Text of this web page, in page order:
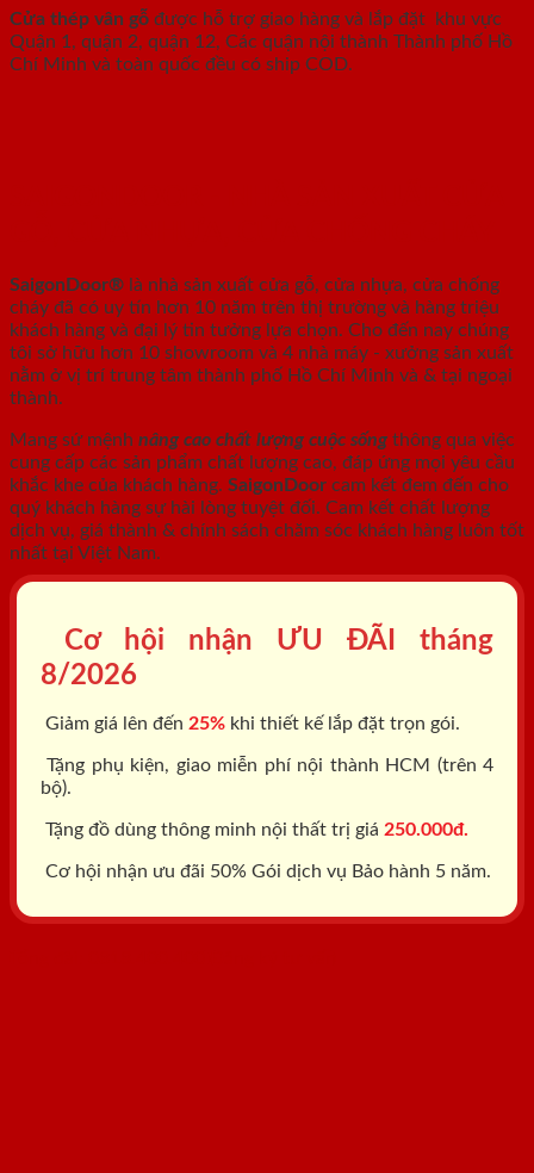
Cửa thép vân gỗ được hỗ trợ giao hàng và lắp đặt khu vực
Quận 1, quận 2, quận 12, Các quận nội thành Thành phố Hồ
Chí Minh và toàn quốc đều có ship COD.
SaigonDoor® là nhà sản xuất cửa gỗ, cửa nhựa, cửa chống
cháy đã có uy tín hơn 10 năm trên thị trường và hàng triệu
khách hàng và đại lý tin tưởng lựa chọn. Cho đến nay chúng
tôi sở hữu hơn 10 showroom và 4 nhà máy - xưởng sản xuất
nằm ở vị trí trung tâm thành phố Hồ Chí Minh và & tại ngoại
thành.
Mang sứ mệnh nâng cao chất lượng cuộc sống thông qua việc
cung cấp các sản phẩm chất lượng cao, đáp ứng mọi yêu cầu
khắc khe của khách hàng. SaigonDoor cam kết đem đến cho
quý khách hàng sự hài lòng tuyệt đối. Cam kết chất lượng
dịch vụ, giá thành & chính sách chăm sóc khách hàng luôn tốt
nhất tại Việt Nam.
Cơ hội nhận ƯU ĐÃI tháng
8/2026
Giảm giá lên đến 25% khi thiết kế lắp đặt trọn gói.
Tặng phụ kiện, giao miễn phí nội thành HCM (trên 4
bộ).
Tặng đồ dùng thông minh nội thất trị giá 250.000đ.
Cơ hội nhận ưu đãi 50% Gói dịch vụ Bảo hành 5 năm.